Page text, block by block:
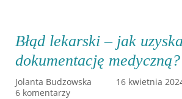
Błąd lekarski – jak
dokumentację medyczną?
Jolanta Budzowska
16 kwietnia
6 komentarzy